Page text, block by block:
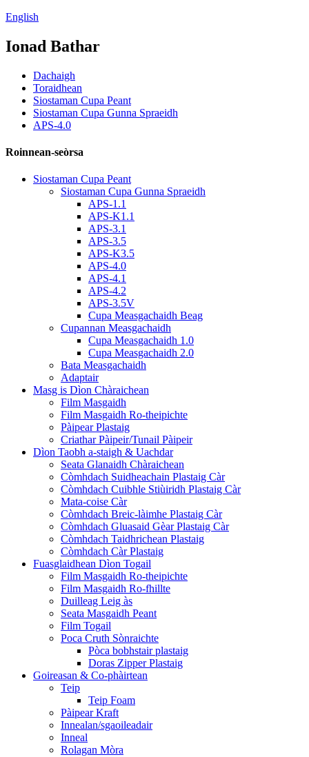
English
Ionad Bathar
Dachaigh
Toraidhean
Siostaman Cupa Peant
Siostaman Cupa Gunna Spraeidh
APS-4.0
Roinnean-seòrsa
Siostaman Cupa Peant
Siostaman Cupa Gunna Spraeidh
APS-1.1
APS-K1.1
APS-3.1
APS-3.5
APS-K3.5
APS-4.0
APS-4.1
APS-4.2
APS-3.5V
Cupa Measgachaidh Beag
Cupannan Measgachaidh
Cupa Measgachaidh 1.0
Cupa Measgachaidh 2.0
Bata Measgachaidh
Adaptair
Masg is Dìon Chàraichean
Film Masgaidh
Film Masgaidh Ro-theipichte
Pàipear Plastaig
Criathar Pàipeir/Tunail Pàipeir
Dìon Taobh a-staigh & Uachdar
Seata Glanaidh Chàraichean
Còmhdach Suidheachain Plastaig Càr
Còmhdach Cuibhle Stiùiridh Plastaig Càr
Mata-coise Càr
Còmhdach Breic-làimhe Plastaig Càr
Còmhdach Gluasaid Gèar Plastaig Càr
Còmhdach Taidhrichean Plastaig
Còmhdach Càr Plastaig
Fuasglaidhean Dìon Togail
Film Masgaidh Ro-theipichte
Film Masgaidh Ro-fhillte
Duilleag Leig às
Seata Masgaidh Peant
Film Togail
Poca Cruth Sònraichte
Pòca bobhstair plastaig
Doras Zipper Plastaig
Goireasan & Co-phàirtean
Teip
Teip Foam
Pàipear Kraft
Innealan/sgaoileadair
Inneal
Rolagan Mòra